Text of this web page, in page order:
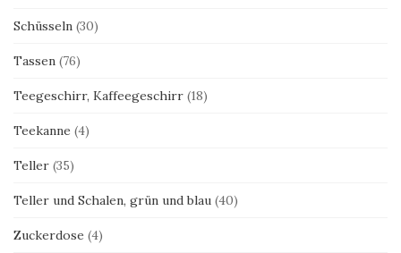
Schüsseln (30)
Tassen (76)
Teegeschirr, Kaffeegeschirr (18)
Teekanne (4)
Teller (35)
Teller und Schalen, grün und blau (40)
Zuckerdose (4)